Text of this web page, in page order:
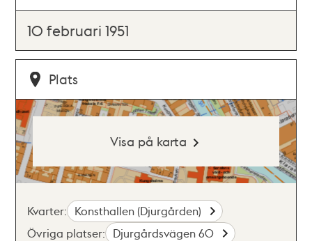
10 februari 1951
Plats
Visa på karta
Kvarter: Konsthallen (Djurgården)
Övriga platser: Djurgårdsvägen 60